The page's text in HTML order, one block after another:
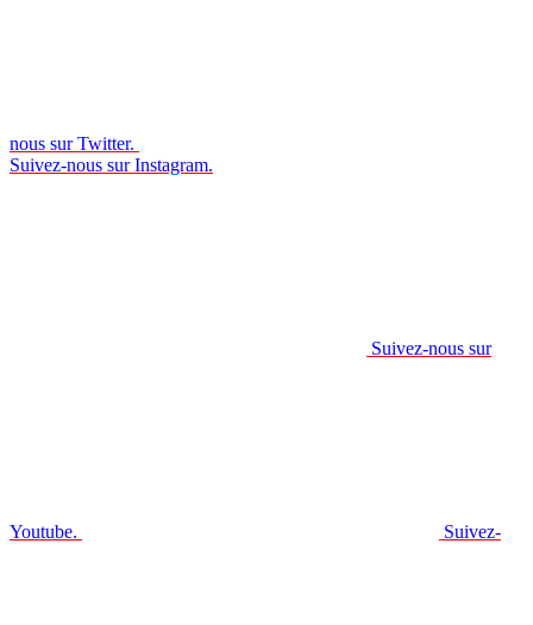
nous sur Twitter.
Suivez-nous sur Instagram.
Suivez-nous sur
Youtube. Suivez-